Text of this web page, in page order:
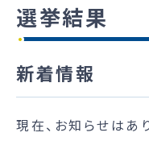
選挙結果
新着情報
現在、お知らせはあ